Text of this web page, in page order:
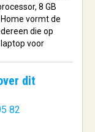
8 GB
Home vormt de
die op
voor
dit
82